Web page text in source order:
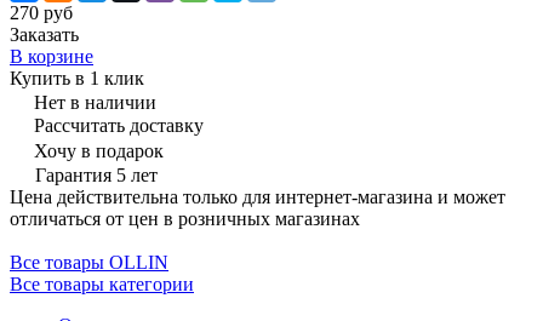
270 руб
Заказать
В корзине
Купить в 1 клик
Нет в наличии
Рассчитать доставку
Хочу в подарок
Гарантия 5 лет
Цена действительна только для интернет-магазина и может
отличаться от цен в розничных магазинах
Все товары OLLIN
Все товары категории